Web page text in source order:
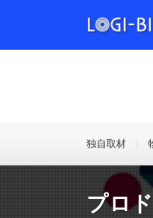
独自取材
プロ